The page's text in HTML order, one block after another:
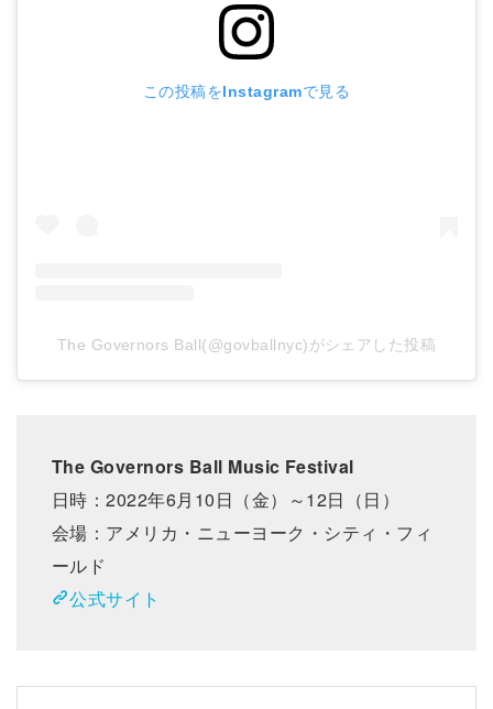
この投稿をInstagramで見る
The Governors Ball(@govballnyc)がシェアした投稿
The Governors Ball Music Festival
日時：2022年6月10日（金）～12日（日）
会場：アメリカ・ニューヨーク・シティ・フィ
ールド
公式サイト